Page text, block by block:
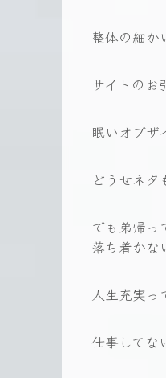
整体の細か
サイトのお
眠いオブザ
どうせネ
でも弟帰っ
落ち着かな
人生充実っ
仕事してな